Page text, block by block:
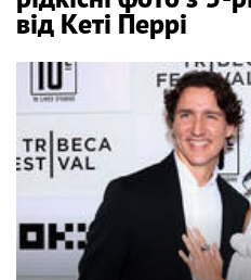
від Кеті Перрі